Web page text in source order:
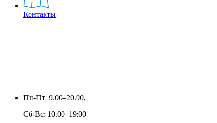
Контакты
Пн-Пт: 9.00–20.00,
Сб-Вс: 10.00–19:00